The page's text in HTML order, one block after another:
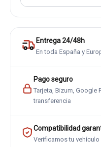
Entrega 24/48h
En toda España y
Pago seguro
Tarjeta, Bizum, Google
transferencia
Compatibilidad
Verificamos tu vehículo